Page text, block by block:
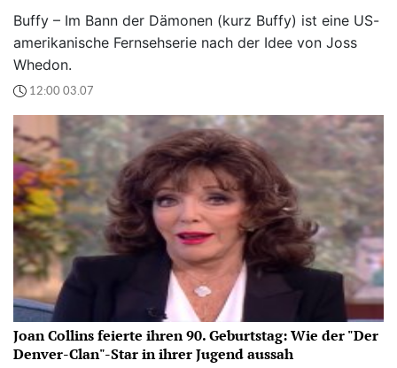
Buffy – Im Bann der Dämonen (kurz Buffy) ist eine US-
amerikanische Fernsehserie nach der Idee von Joss
Whedon.
12:00 03.07
Joan Collins feierte ihren 90. Geburtstag: Wie der "Der
Denver-Clan"-Star in ihrer Jugend aussah